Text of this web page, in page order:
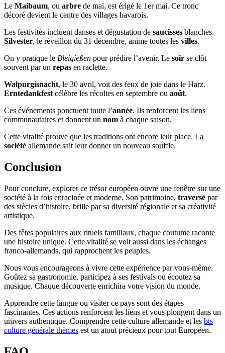
Le Maibaum, ou arbre de mai, est érigé le 1er mai. Ce tronc
décoré devient le centre des villages bavarois.
Les festivités incluent danses et dégustation de saucisses blanches.
Silvester, le réveillon du 31 décembre, anime toutes les villes.
On y pratique le Bleigießen pour prédire l’avenir. Le soir se clôt
souvent par un repas en raclette.
Walpurgisnacht, le 30 avril, voit des feux de joie dans le Harz.
Erntedankfest célèbre les récoltes en septembre ou août.
Ces événements ponctuent toute l’année. Ils renforcent les liens
communautaires et donnent un nom à chaque saison.
Cette vitalité prouve que les traditions ont encore leur place. La
société allemande sait leur donner un nouveau souffle.
Conclusion
Pour conclure, explorer ce trésor européen ouvre une fenêtre sur une
société à la fois enracinée et moderne. Son patrimoine, traversé par
des siècles d’histoire, brille par sa diversité régionale et sa créativité
artistique.
Des fêtes populaires aux rituels familiaux, chaque coutume raconte
une histoire unique. Cette vitalité se voit aussi dans les échanges
franco-allemands, qui rapprochent les peuples.
Nous vous encourageons à vivre cette expérience par vous-même.
Goûtez sa gastronomie, participez à ses festivals ou écoutez sa
musique. Chaque découverte enrichira votre vision du monde.
Apprendre cette langue ou visiter ce pays sont des étapes
fascinantes. Ces actions renforcent les liens et vous plongent dans un
univers authentique. Comprendre cette culture allemande et les bts
culture générale thèmes est un atout précieux pour tout Européen.